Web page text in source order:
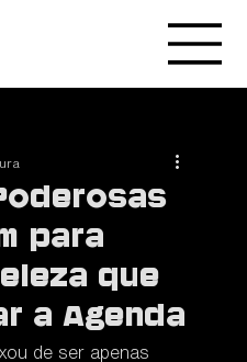
para
que
a Agenda
de ser apenas